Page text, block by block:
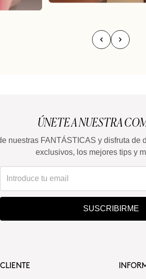
ÚNETE A NUESTRA
nuestras FANTÁSTICAS y disfruta de
exclusivos, los mejores tips y
SUSCRIBIRME